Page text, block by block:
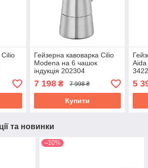
Cilio
Гейзерна кавоварка Cilio
Modena на 6 чашок
індукція 202304
7 198₴ 7 998 ₴
Купити
Aida
5
та новинки
–10%